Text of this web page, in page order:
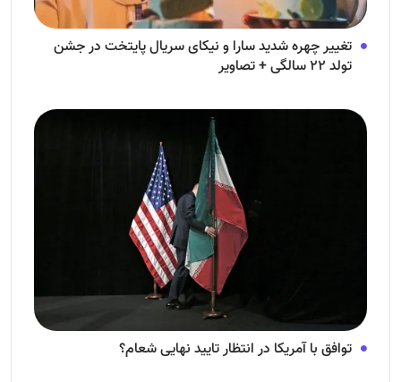
تغییر چهره شدید سارا و نیکای سریال پایتخت در جشن
تولد ۲۲ سالگی + تصاویر
توافق با آمریکا در انتظار تایید نهایی شعام؟